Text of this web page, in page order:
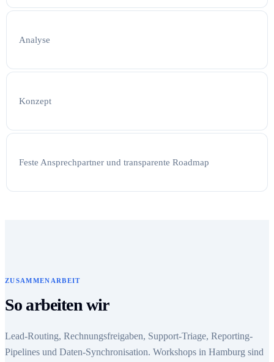
Analyse
Konzept
Feste Ansprechpartner und transparente Roadmap
ZUSAMMENARBEIT
So arbeiten wir
Lead-Routing, Rechnungsfreigaben, Support-Triage, Reporting-
Pipelines und Daten-Synchronisation. Workshops in Hamburg sind